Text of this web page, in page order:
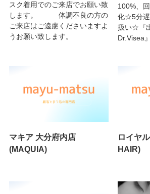
スク着用でのご来店でお願い致
します。 体調不良の方の
ご来店はご遠慮くださいますよ
うお願い致します。
100%、
化☆5分遅
扱い☆『
Dr.Visea』
マキア 大分府内店
(MAQUIA)
ロイヤ
HAIR)